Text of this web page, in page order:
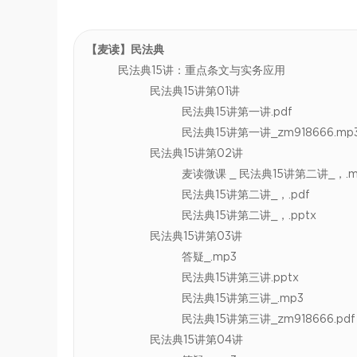
【麦读】民法典
民法典15讲：重点条文与实务应用
民法典15讲第01讲
民法典15讲第一讲.pdf
民法典15讲第一讲
民法典15讲第02讲
麦读微课 _ 民法典15讲第二讲_，
民法典15讲第二讲_，.pdf
民法典15讲第二讲_，.pptx
民法典15讲第03讲
答疑_.mp3
民法典15讲第三讲.pptx
民法典15讲第三讲_.mp3
民法典15讲第三讲_zm918666.pdf
民法典15讲第04讲